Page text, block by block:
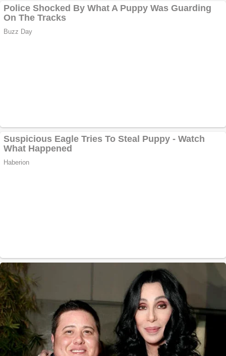
Cutit cositoare
KUHN
Creez aplicatie
ANDROID pentru
siteul tau
Anuntul tau apare in
mai multe ziare